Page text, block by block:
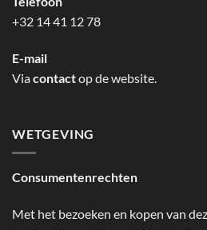
+32 14 41 12 78
E-mail
Viacontactop de website.
WETGEVING
Consumentenrechten
Met het bezoeken en kopen van